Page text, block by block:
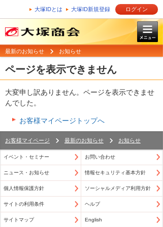
大塚IDとは 大塚ID新規登録 ログイン
最新のお知らせ お知らせ
ページを表示できません
大変申し訳ありません。ページを表示できませ
んでした。
お客様マイページトップへ
お客様マイページ 最新のお知らせ お知らせ
イベント・セミナー お問い合わせ
ニュース・お知らせ 情報セキュリティ基本方針
個人情報保護方針 ソーシャルメディア利用方針
サイトの利用条件 ヘルプ
サイトマップ English